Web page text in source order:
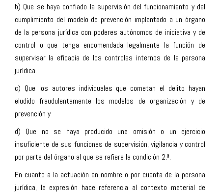
b) Que se haya confiado la supervisión del funcionamiento y del
cumplimiento del modelo de prevención implantado a un órgano
de la persona jurídica con poderes autónomos de iniciativa y de
control o que tenga encomendada legalmente la función de
supervisar la eficacia de los controles internos de la persona
jurídica.
c) Que los autores individuales que cometan el delito hayan
eludido fraudulentamente los modelos de organización y de
prevención y
d) Que no se haya producido una omisión o un ejercicio
insuficiente de sus funciones de supervisión, vigilancia y control
por parte del órgano al que se refiere la condición 2.ª.
En cuanto a la actuación en nombre o por cuenta de la persona
jurídica, la expresión hace referencia al contexto material de